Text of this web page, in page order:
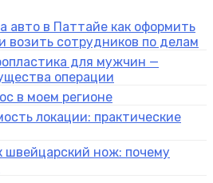
авто в Паттайе как оформить
возить сотрудников по делам
для мужчин —
операции
в моем регионе
локации: практические
швейцарский нож: почему